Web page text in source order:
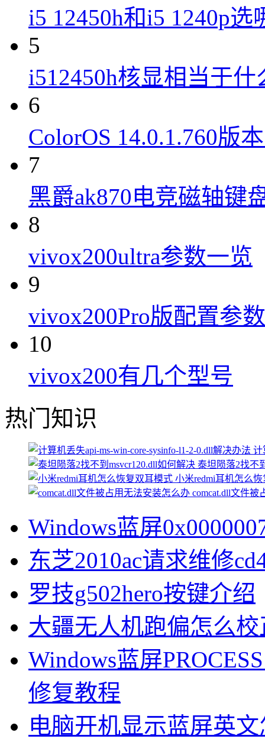
i5 12450h和i5 1240p选
5
i512450h核显相当于什
6
ColorOS 14.0.1.760版
7
黑爵ak870电竞磁轴键
8
vivox200ultra参数一览
9
vivox200Pro版配置参数
10
vivox200有几个型号
热门知识
计
泰坦陨落2找不
小米redmi耳机怎么
comcat.dll文件被
Windows蓝屏
东芝2010ac请求维修
罗技g502hero按键介绍
大疆无人机跑偏怎么校
Windows蓝屏
修复教程
电脑开机显示蓝屏英